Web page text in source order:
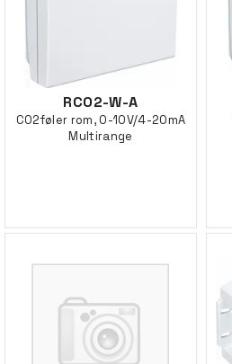
RCO2-W-A
CO2føler rom, 0-10V/4-20mA
Multirange